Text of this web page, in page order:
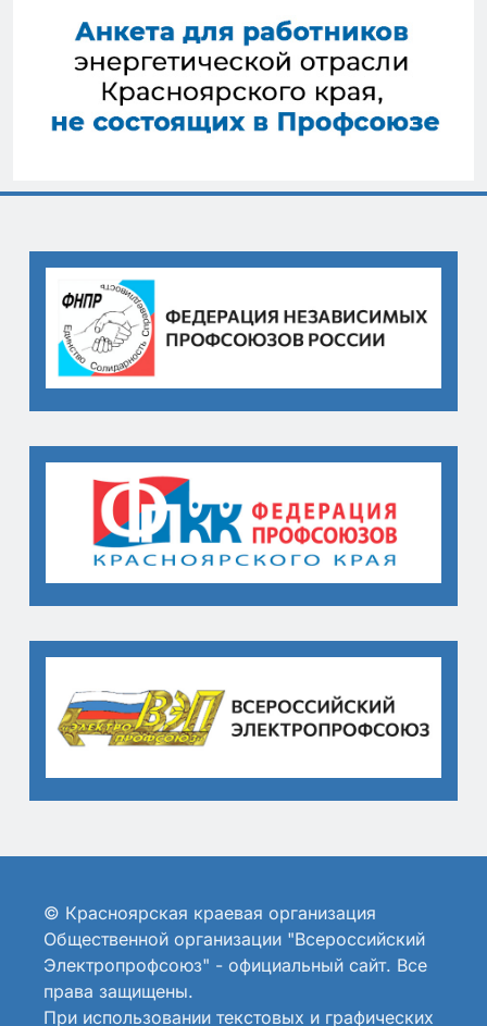
© Красноярская краевая организация
Общественной организации "Всероссийский
Электропрофсоюз" - официальный сайт. Все
права защищены.
При использовании текстовых и графических